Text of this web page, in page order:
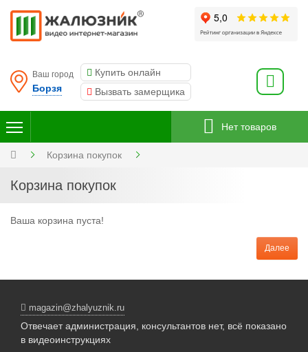
Ваш город
Борзя
Купить онлайн
Вызвать замерщика
Нет товаров
Корзина покупок
Корзина покупок
Ваша корзина пуста!
Далее
magazin@zhalyuznik.ru
Отвечает администрация, консультантов нет, всё показано
в видеоинструкциях